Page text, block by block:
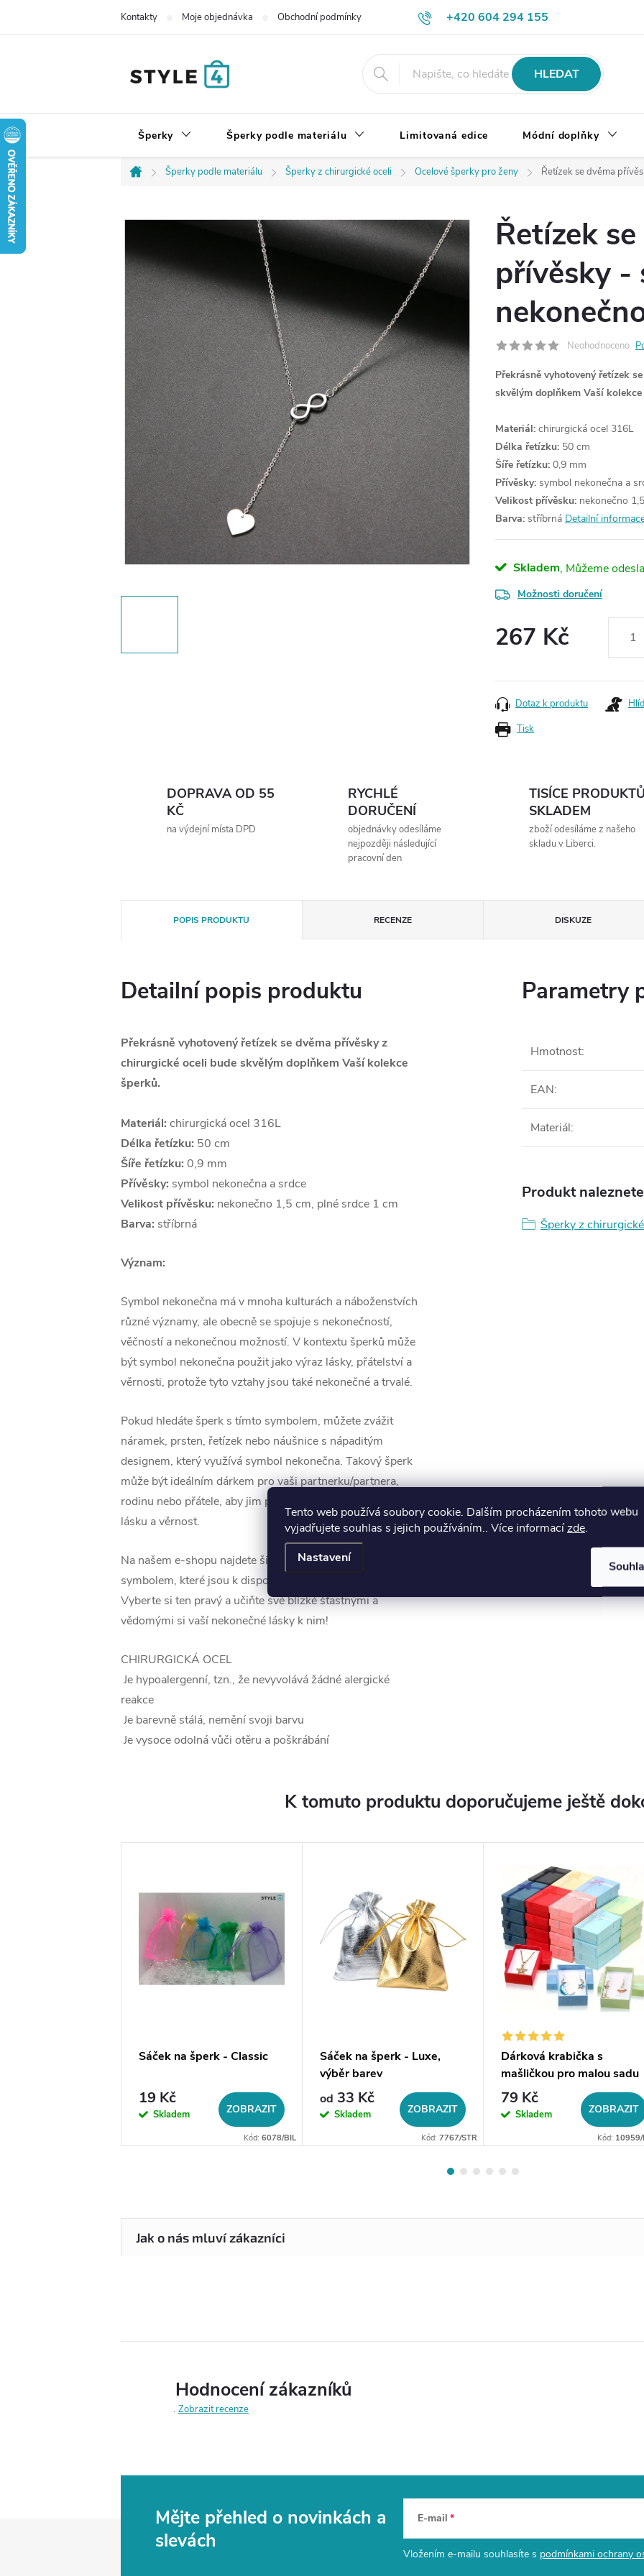
Tento web používá soubory cookie. Dalším procházením tohoto webu
vyjadřujete souhlas s jejich používáním.. Více informacízde.
Nastavení
+420 604 294 155
Kontakty Moje objednávka Obchodní podmínky Výměna, vrácení a reklamace zboží
HLEDAT
Šperky Šperky podle materiálu Limitovaná edice Módní doplňky
Domů
Šperky podle materiálu Šperky z chirurgické oceli Ocelové šperky pro ženy Řetízek se dvěma
Řetízek
přívěsky -
Neohodnoceno
Překrásně vyhotovený řetízek
skvělým doplňkem Vaší kolekce
Materiál: chirurgická ocel 316L
Délka řetízku: 50 cm
Šíře řetízku: 0,9 mm
Přívěsky: symbol nekonečna a
Velikost přívěsku: nekonečno
Barva: stříbrná Detailní
Skladem
Možnosti doručení
267 Kč
Tisk
Dotaz k produktu
DOPRAVA OD 55
KČ
na výdejní místa DPD
RYCHLÉ
DORUČENÍ
objednávky odesíláme
nejpozději následující
pracovní den
TISÍCE
SKLADEM
zboží odesíláme z našeho
skladu v Liberci.
POPIS PRODUKTU RECENZE DISKUZE
Detailní popis produktu
Překrásně vyhotovený řetízek se dvěma přívěsky z
chirurgické oceli bude skvělým doplňkem Vaší kolekce
šperků.
Materiál: chirurgická ocel 316L
Délka řetízku: 50 cm
Šíře řetízku: 0,9 mm
Přívěsky: symbol nekonečna a srdce
Velikost přívěsku: nekonečno 1,5 cm, plné srdce 1 cm
Barva: stříbrná
Význam:
Symbol nekonečna má v mnoha kulturách a náboženstvích
různé významy, ale obecně se spojuje s nekonečností,
věčností a nekonečnou možností. V kontextu šperků může
být symbol nekonečna použit jako výraz lásky, přátelství a
věrnosti, protože tyto vztahy jsou také nekonečné a trvalé.
Pokud hledáte šperk s tímto symbolem, můžete zvážit
náramek, prsten, řetízek nebo náušnice s nápaditým
designem, který využívá symbol nekonečna. Takový šperk
může být ideálním dárkem pro vaši partnerku/partnera,
rodinu nebo přátele, aby jim připomněl vaši nekonečnou
lásku a věrnost.
Na našem e-shopu najdete širokou škálu šperků s tímto
symbolem, které jsou k dispozici v různých stylech.
Vyberte si ten pravý a učiňte své blízké šťastnými a
vědomými si vaší nekonečné lásky k nim!
CHIRURGICKÁ OCEL
Je hypoalergenní, tzn., že nevyvolává žádné alergické
reakce
Je barevně stálá, nemění svoji barvu
Je vysoce odolná vůči otěru a poškrábání
Parametry
Hmotnost:
EAN:
Materiál:
Produkt
Šperky z
K tomuto produktu doporučujeme ještě
Sáček na šperk - Classic
19 Kč
Skladem ZOBRAZIT
Kód: 6078/BIL
Sáček na šperk - Luxe,
výběr barev
od 33 Kč
Skladem ZOBRAZIT
Kód: 7767/STR
Dárková krabička s
mašličkou pro malou sadu
šperků
79 Kč
Skladem ZOBRAZIT
Kód: 10959/
Hodnocení zákazníků
Zobrazit recenze
Mějte přehled o novinkách a
slevách
E-mail
Vložením e-mailu souhlasíte s podmínkami ochrany